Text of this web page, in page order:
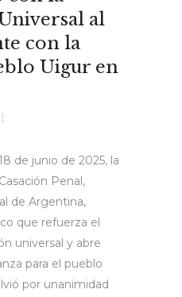
al
con la
Uigur en
de junio de 2025, la
Penal,
de Argentina,
que refuerza el
universal y abre
para el pueblo
por unanimidad